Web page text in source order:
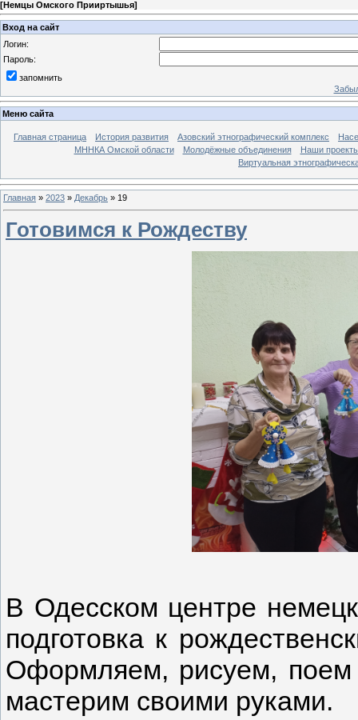
[Немцы Омского Прииртышья]
Вход на сайт
Логин:
Пароль:
запомнить
Меню сайта
Главная страница История развития Азовский этнографический комплекс
МННКА Омской области
Молодёжные объединения
Наши
Виртуальная
Главная » 2023 » Декабрь » 19
Готовимся к Рождеству
В Одесском центре
подготовка к
Оформляем, рисуем, поем
мастерим своими руками.